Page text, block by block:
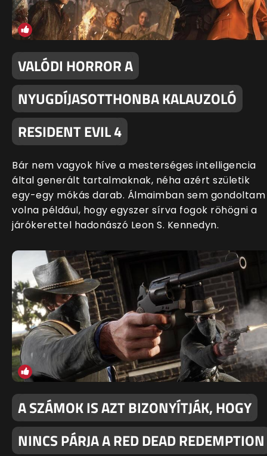
VALÓDI HORROR A
NYUGDÍJASOTTHONBA KALAUZOLÓ
RESIDENT EVIL 4
Bár nem vagyok híve a mesterséges intelligencia
által generált tartalmaknak, néha azért születik
egy-egy mókás darab. Álmaimban sem gondoltam
volna például, hogy egyszer sírva fogok röhögni a
járókerettel hadonászó Leon S. Kennedyn.
A SZÁMOK IS AZT BIZONYÍTJÁK, HOGY
NINCS PÁRJA A RED DEAD REDEMPTION